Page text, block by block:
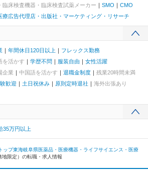
臨床検査機器・臨床検査試薬メーカー SMO
CMO
療広告代理店・出版社・マーケティング・リサーチ
年間休日120日以上
フレックス勤務
を活かす 学歴不問 服装自由
女性活躍
企業 中国語を活かす 退職金制度
残業20時間未満
歓迎 土日祝休み 原則定時退社
海外出張あり
35万円以上
ップ東海岐阜県医薬品・医療機器・ライフサイエンス・医療
地限定）の転職・求人情報